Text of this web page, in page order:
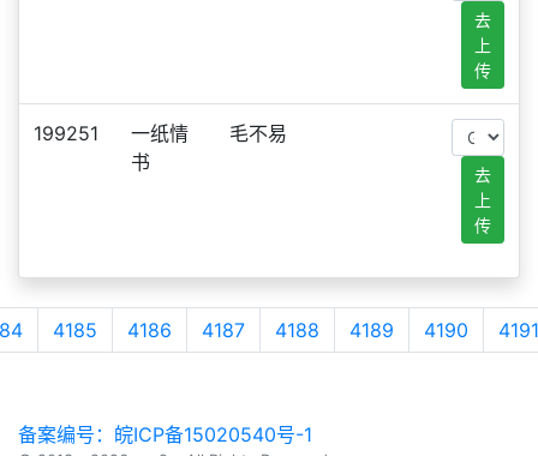
去
上
传
199251
一纸情
书
毛不易
去
上
传
4185 4186 4187 4188 4189 4190 4191
备案编号：皖ICP备15020540号-1